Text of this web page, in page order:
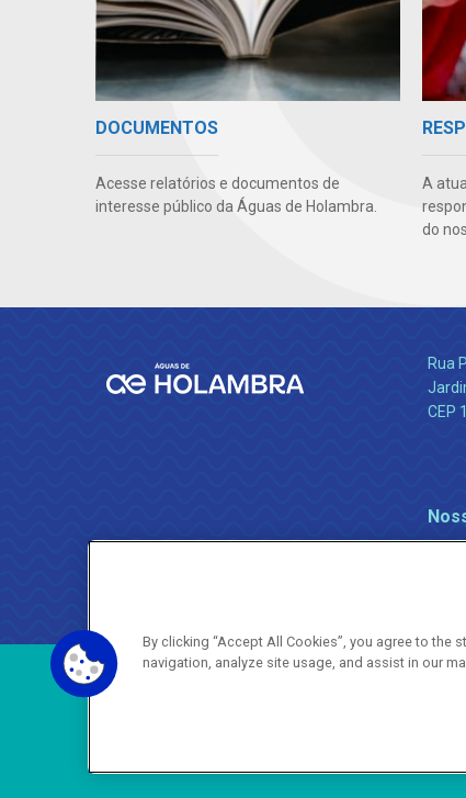
DOCUMENTOS
Acesse relatórios e documentos de
interesse público da Águas de Holambra.
A
do
Rua
CEP
By clicking “Accept All Cookies”, you agree to
navigation, analyze site usage, and assist in our